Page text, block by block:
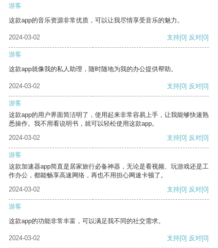
游客
这款app的音乐资源非常优质，可以让我尽情享受音乐的魅力。
2024-03-02 支持[0] 反对[0]
游客
这款app就像我的私人助理，随时随地为我的办公提供帮助。
2024-03-02 支持[0] 反对[0]
游客
这款app的用户界面简洁明了，使用起来非常容易上手，让我能够快速熟
悉操作。我不用看说明书，就可以轻松使用这款app。
2024-03-02
支持[0] 反对[0]
游客
这款加速器app简直是居家旅行必备神器，无论是看视频、玩游戏还是工
作办公，都能畅享高速网络，再也不用担心网速卡顿了。
2024-03-02
支持[0] 反对[0]
游客
这款app的功能非常丰富，可以满足我不同的社交需求。
2024-03-02 支持[0] 反对[0]